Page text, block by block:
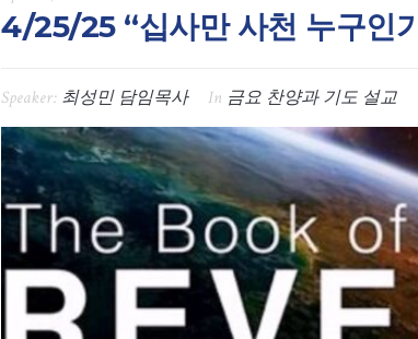
4/25/25 “십사만 사천 누구인
Speaker: 최성민 담임목사 In 금요 찬양과 기도 설교